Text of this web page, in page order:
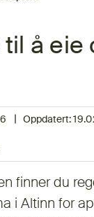
til å eie
Oppdatert:
finner du
i Altinn for